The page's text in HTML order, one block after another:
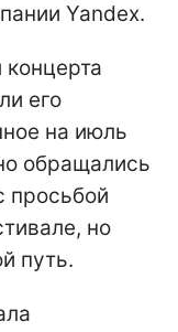
Yandex.
концерта
его
на июль
обращались
просьбой
но
путь.